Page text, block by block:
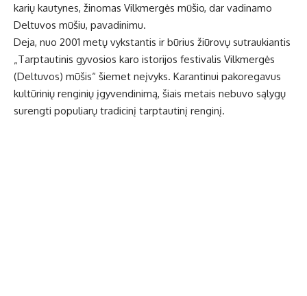
karių kautynes, žinomas Vilkmergės mūšio, dar vadinamo
Deltuvos mūšiu, pavadinimu.
Deja, nuo 2001 metų vykstantis ir būrius žiūrovų sutraukiantis
„Tarptautinis gyvosios karo istorijos festivalis Vilkmergės
(Deltuvos) mūšis“ šiemet neįvyks. Karantinui pakoregavus
kultūrinių renginių įgyvendinimą, šiais metais nebuvo sąlygų
surengti populiarų tradicinį tarptautinį renginį.